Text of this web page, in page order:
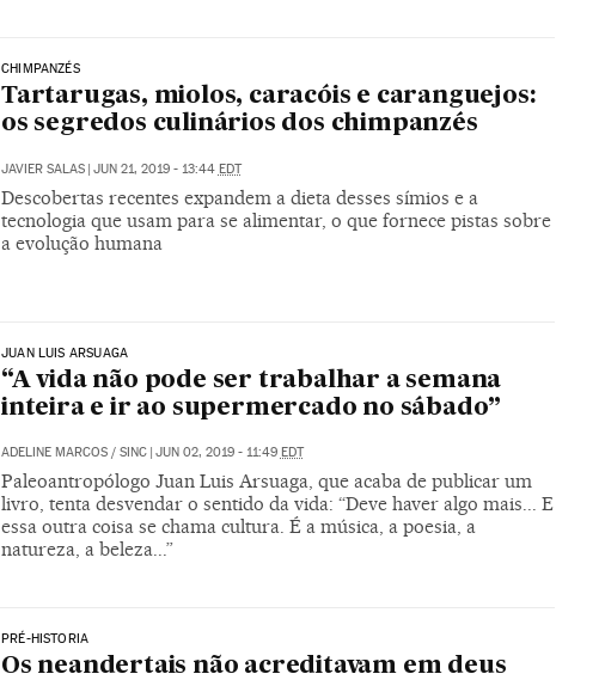
CHIMPANZÉS
Tartarugas, miolos, caracóis e caranguejos:
os segredos culinários dos chimpanzés
JAVIER SALAS | JUN 21, 2019 - 13:44 EDT
Descobertas recentes expandem a dieta desses símios e a
tecnologia que usam para se alimentar, o que fornece pistas sobre
a evolução humana
JUAN LUIS ARSUAGA
“A vida não pode ser trabalhar a semana
inteira e ir ao supermercado no sábado”
ADELINE MARCOS/ SINC JUN 02, 2019 - 11:49 EDT
Paleoantropólogo Juan Luis Arsuaga, que acaba de publicar um
livro, tenta desvendar o sentido da vida: “Deve haver algo mais... E
essa outra coisa se chama cultura. É a música, a poesia, a
natureza, a beleza...”
PRÉ-HISTORIA
Os neandertais não acreditavam em deus